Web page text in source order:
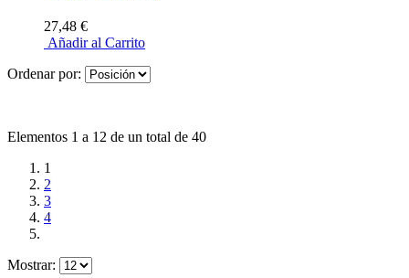
27,48 €
Añadir al Carrito
Ordenar por:
Elementos 1 a 12 de un total de 40
1
2
3
4
Mostrar: